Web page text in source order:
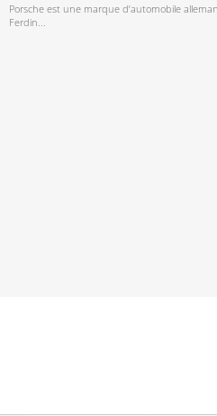
Porsche est une marque d’automobile
Ferdin...